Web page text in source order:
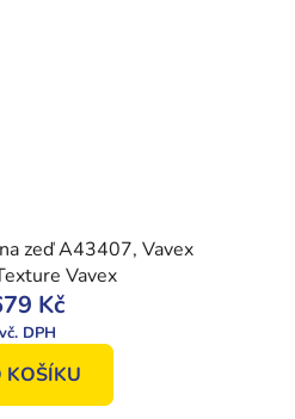
zeď A43407, Vavex
Vavex
Kč
KOŠÍKU